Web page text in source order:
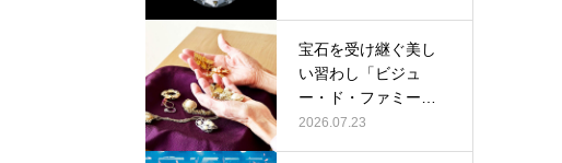
宝石を受け継ぐ美し
い習わし「ビジュ
ー・ド・ファミー
ユ」
2026.07.23